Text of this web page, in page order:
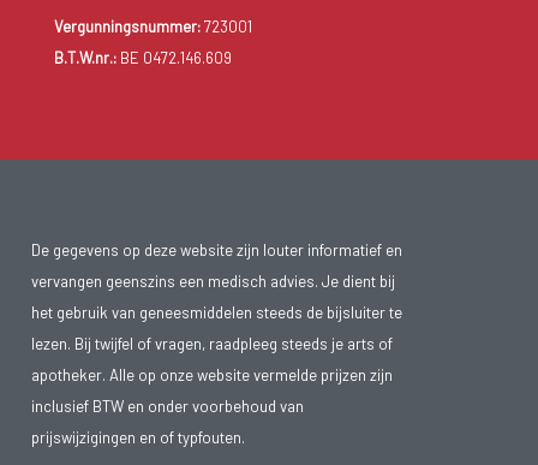
Vergunningsnummer:723001
B.T.W.nr.:BE 0472.146.609
De gegevens op deze website zijn louter informatief en
vervangen geenszins een medisch advies. Je dient bij
het gebruik van geneesmiddelen steeds de bijsluiter te
lezen. Bij twijfel of vragen, raadpleeg steeds je arts of
apotheker. Alle op onze website vermelde prijzen zijn
inclusief BTW en onder voorbehoud van
prijswijzigingen en of typfouten.